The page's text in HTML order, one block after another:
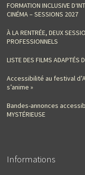
FORMATION INCLUSIVE
CINÉMA – SESSIONS 2027
À LA RENTRÉE, DEUX
PROFESSIONNELS
LISTE DES FILMS ADAPTÉS
Accessibilité au festival
s’anime »
Bandes-annonces
MYSTÉRIEUSE
Informations